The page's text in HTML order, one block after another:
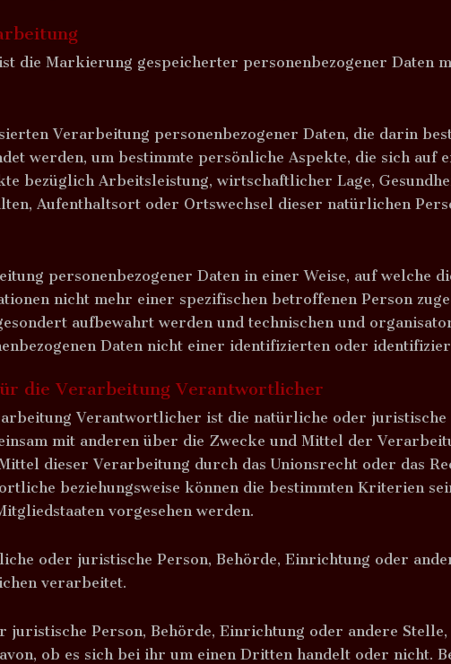
die Markierung gespeicherter personenbezogener Daten
Verarbeitung personenbezogener Daten, die darin
werden, um bestimmte persönliche Aspekte, die sich auf
bezüglich Arbeitsleistung, wirtschaftlicher Lage,
Aufenthaltsort oder Ortswechsel dieser natürlichen
personenbezogener Daten in einer Weise, auf welche
nicht mehr einer spezifischen betroffenen Person
aufbewahrt werden und technischen und
Daten nicht einer identifizierten oder
die Verarbeitung Verantwortlicher
Verantwortlicher ist die natürliche oder juristische
mit anderen über die Zwecke und Mittel der
dieser Verarbeitung durch das Unionsrecht oder das
beziehungsweise können die bestimmten Kriterien
vorgesehen werden.
oder juristische Person, Behörde, Einrichtung oder
verarbeitet.
Person, Behörde, Einrichtung oder andere Stelle,
ob es sich bei ihr um einen Dritten handelt oder nicht.